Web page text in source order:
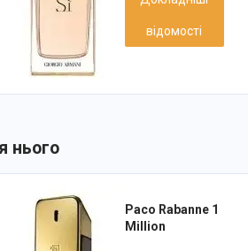
відомості
нього
Paco Rabanne 1
Million